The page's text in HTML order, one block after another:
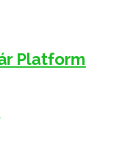
Platform